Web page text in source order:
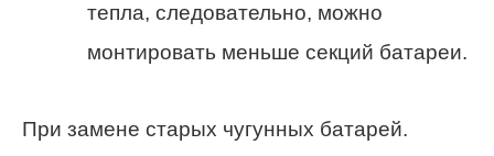
тепла, следовательно, можно
монтировать меньше секций батареи.
При замене старых чугунных батарей.